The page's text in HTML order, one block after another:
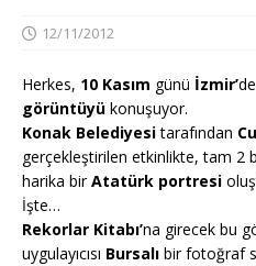
12/11/2012
Herkes, 10 Kasım günü İzmir’
görüntüyü konuşuyor.
Konak Belediyesitarafından
gerçekleştirilen etkinlikte, tam 2
harika birAtatürk portresi
İşte…
Rekorlar Kitabı’na girecek bu
uygulayıcısı Bursalı bir fotoğraf